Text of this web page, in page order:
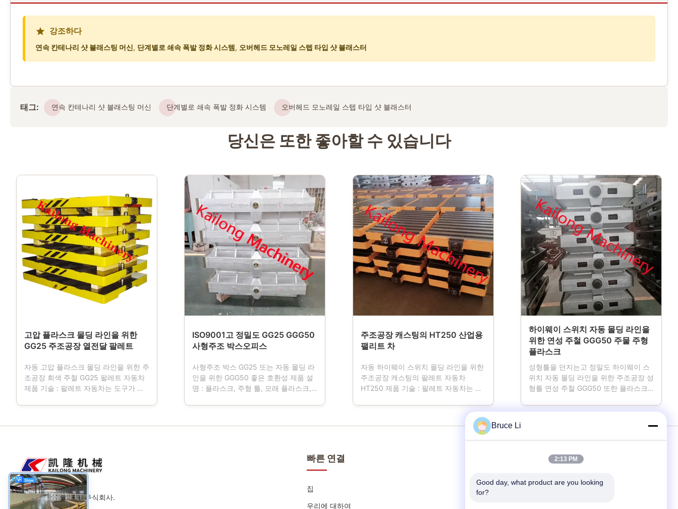
강조하다
연속 칸테나리 샷 블래스팅 머신, 단계별로 쇄속 폭발 정화 시스템, 오버헤드 모노레일 스텝 타입 샷 블래스터
태그: 연속 칸테나리 샷 블래스팅 머신 단계별로 쇄속 폭발 정화 시스템 오버헤드 모노레일 스텝 타입 샷 블래스터
당신은 또한 좋아할 수 있습니다
고압 플라스크 몰딩 라인을 위한
GG25 주조공장 열전달 팔레트
자동 고압 플라스크 몰딩 라인을 위한 주
조공장 회색 주철 GG25 팔레트 자동차
제품 기술 : 팔레트 자동차는 도구가 주
어된 진보적 CNC 기계와 차원에 의해
기계화되어 자사 제품은 더 높은 정확도
와 더 좋은 interchangeability.we 디자
인을 달성하고, 고객 그림과 기술 명세서
의 다른 크기를 ...
ISO9001고 정밀도 GG25 GGG50
사형주조 박스오피스
사형주조 박스 GG25 또는 자동 몰딩 라
인을 위한 GGG50 좋은 호환성 제품 설
명 : 플라스크, 주형 틀, 모래 플라스크,
니다.게다가 우리는 다양한 크기의 고객
그림과 기술 명세서를 설계하고 제조합
위 등급 회색 주철 또는 철강 용접에 의
주조공장 캐스팅의 HT250 산업용
팰리트 차
자동 하이웨이 스위치 몰딩 라인을 위한
주조공장 캐스팅의 팔레트 자동차
HT250 제품 기술 : 팔레트 자동차는 도
박스 교통인 4 바퀴를 가지고 있을 때,
팔레트 차는 정상적으로 무쇠의 자료로
부터 만들어지고 내역을 만족시키기 위
확도와 더 좋은 interchangeability.we
디자인을 달성하고, 고객 그림과 기술 명
하이웨이 스위치 자동 몰딩 라인을
위한 연성 주철 GGG50 주물 주형
플라스크
성형틀을 던지는고 정밀도 하이웨이 스
위치 자동 몰딩 라인을 위한 주조공장 성
형틀 연성 주철 GGG50 또한 플라스크,
진보적 CNC 기계와 차원에 의해 기계화
좋은 호환성을 달성합니다. 플라스크는
는 철강 용접에 의해 제조되고 그들이 더
웨이팡 카이롱 기계류 주식회사.
빠른 연결
집
우리에 대하여
몰딩 라인
Bruce Li
2:13 PM
Good day, what product are you looking
for?